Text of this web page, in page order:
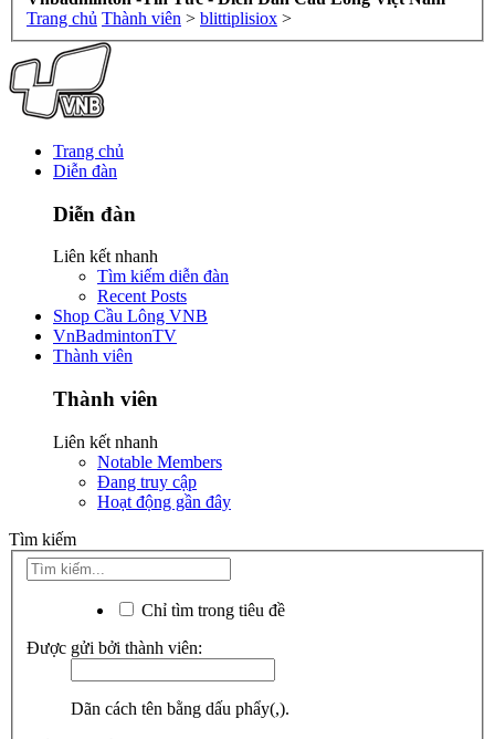
Trang chủ Thành viên > blittiplisiox >
Trang chủ
Diễn đàn
Diễn đàn
Liên kết nhanh
Tìm kiếm diễn đàn
Recent Posts
Shop Cầu Lông VNB
VnBadmintonTV
Thành viên
Thành viên
Liên kết nhanh
Notable Members
Đang truy cập
Hoạt động gần đây
Tìm kiếm
Chỉ tìm trong tiêu đề
Được gửi bởi thành viên:
Dãn cách tên bằng dấu phẩy(,).